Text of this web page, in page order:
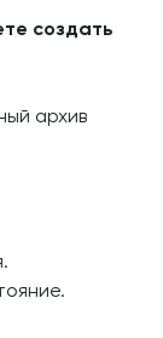
создать
архив